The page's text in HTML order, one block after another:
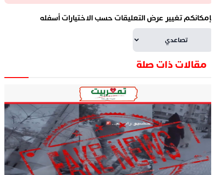
تغيير عرض التعليقات حسب الاختيارات أسفله
مقالات ذات صلة